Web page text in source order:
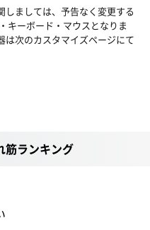
ましては、予告なく変更する
キーボード・マウスとなりま
は次のカスタマイズページにて
筋ランキング